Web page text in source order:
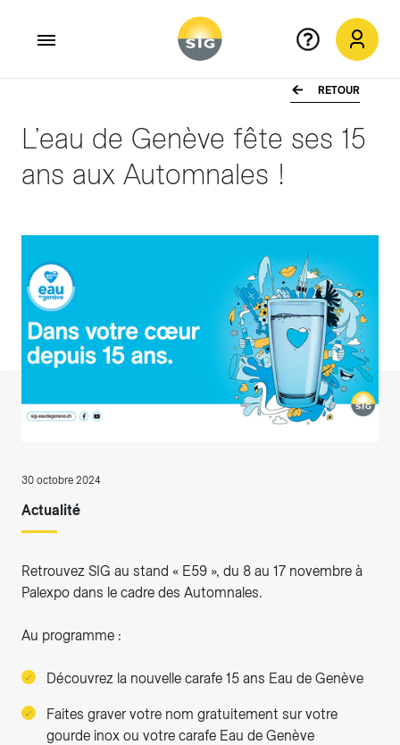
RETOUR
L’eau de Genève fête ses 15
ans aux Automnales !
30 octobre 2024
Actualité
Retrouvez SIG au stand « E59 », du 8 au 17 novembre à
Palexpo dans le cadre des Automnales.
Au programme :
Découvrez la nouvelle carafe 15 ans Eau de Genève
Faites graver votre nom gratuitement sur votre
gourde inox ou votre carafe Eau de Genève